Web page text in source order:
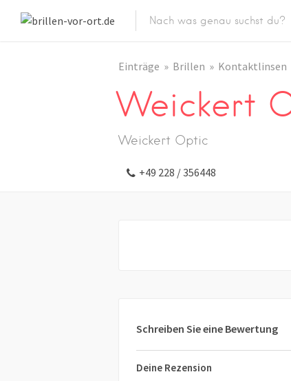
Einträge Brillen Kontaktlinsen
Weickert
Weickert Optic
+49 228 / 356448
Schreiben Sie eine Bewertung
Deine Rezension